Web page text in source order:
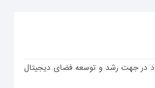
در جهت رشد و توسعه فضای دیجیتال